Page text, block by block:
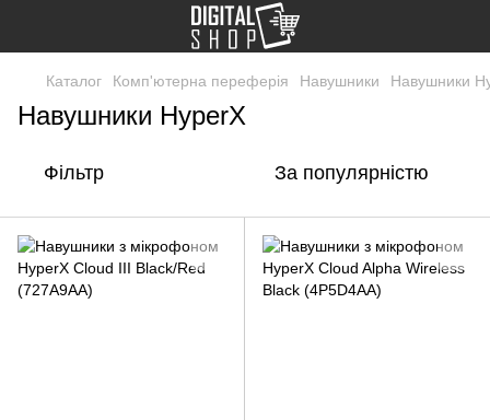
Каталог Комп'ютерна переферія Навушники Навушники
Навушники HyperX
Фільтр За популярністю